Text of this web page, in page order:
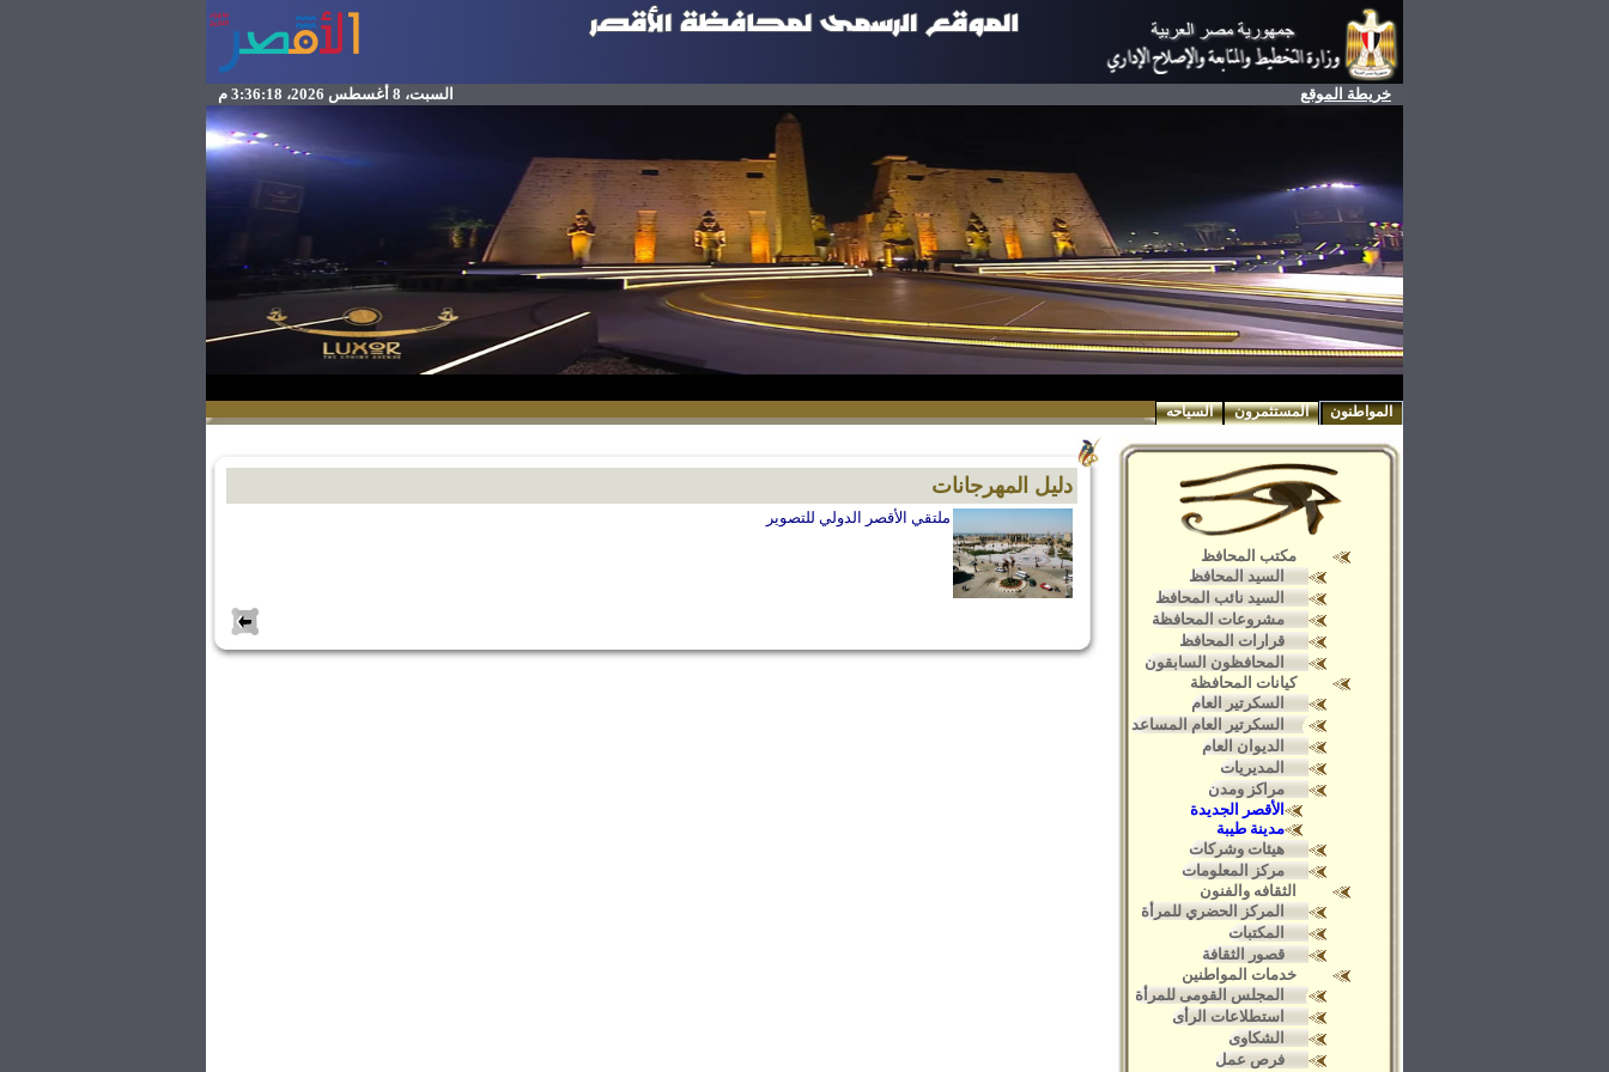
خريطة الموقع السبت، 8 أغسطس 2026، 3:36:18 م
المواطنون المستثمرون السياحه
مكتب المحافظ
السيد المحافظ
السيد نائب المحافظ
مشروعات المحافظة
قرارات المحافظ
المحافظون السابقون
كيانات المحافظة
السكرتير العام
السكرتير العام المساعد
الديوان العام
المديريات
مراكز ومدن
الأقصر الجديدة
مدينة طيبة
هيئات وشركات
مركز المعلومات
الثقافه والفنون
المركز الحضري للمرأة
المكتبات
قصور الثقافة
خدمات المواطنين
المجلس القومى للمرأة
استطلاعات الرأى
الشكاوى
فرص عمل
دليل المهرجانات
ملتقي الأقصر الدولي للتصوير